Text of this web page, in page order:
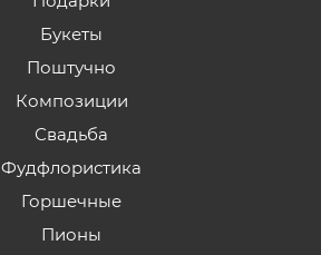
Букеты
Поштучно
Композиции
Свадьба
Фудфлористика
Горшечные
Пионы